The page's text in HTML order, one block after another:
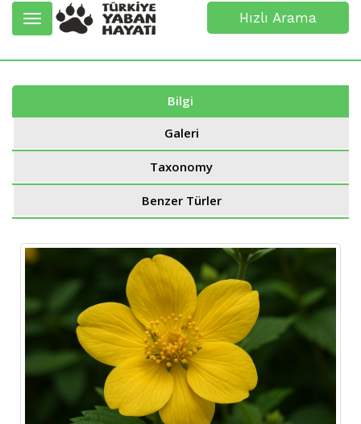
Toggle
navigation
Hızlı Arama
Bilgi
Galeri
Taxonomy
Benzer Türler